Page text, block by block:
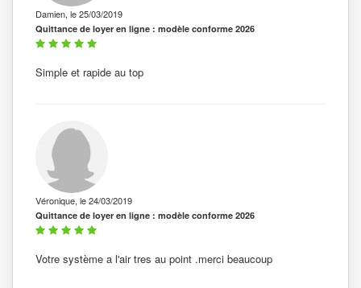
Damien, le 25/03/2019
Quittance de loyer en ligne : modèle conforme 2026
Simple et rapide au top
Véronique, le 24/03/2019
Quittance de loyer en ligne : modèle conforme 2026
Votre système a l'air tres au point .merci beaucoup